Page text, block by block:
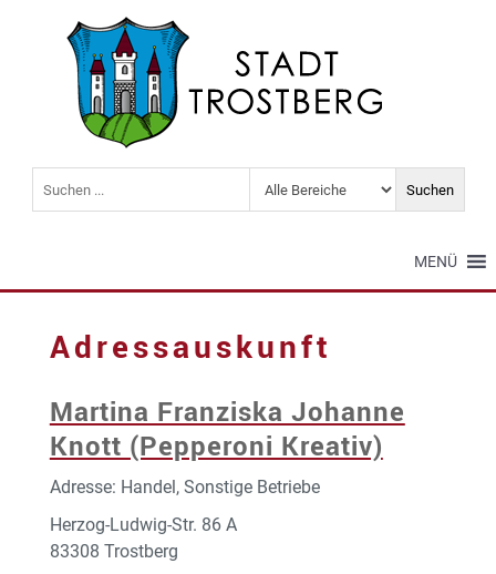
MENÜ
Adressauskunft
Martina Franziska Johanne
Knott (Pepperoni Kreativ)
Adresse: Handel, Sonstige Betriebe
Herzog-Ludwig-Str. 86 A
83308 Trostberg